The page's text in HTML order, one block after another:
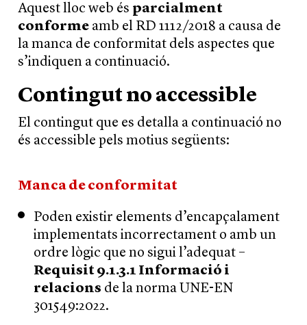
Aquest lloc web és parcialment
conforme amb el RD 1112/2018 a causa de
la manca de conformitat dels aspectes que
s’indiquen a continuació.
Contingut no accessible
El contingut que es detalla a continuació no
és accessible pels motius següents:
Manca de conformitat
Poden existir elements d’encapçalament
implementats incorrectament o amb un
ordre lògic que no sigui l’adequat –
Requisit 9.1.3.1 Informació i
relacions de la norma UNE-EN
301549:2022.